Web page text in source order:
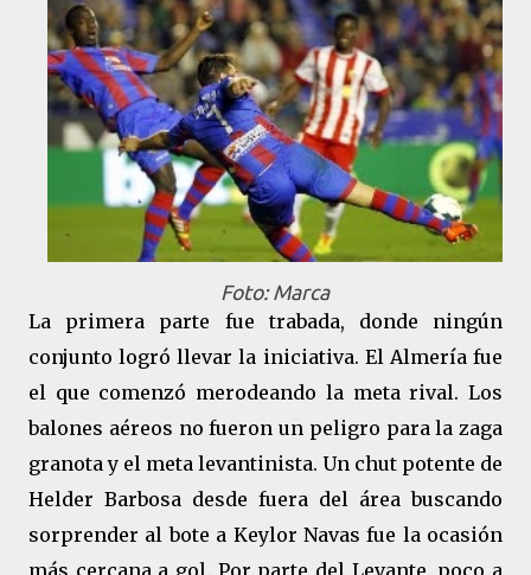
Foto: Marca
La primera parte fue trabada, donde ningún
conjunto logró llevar la iniciativa. El Almería fue
el que comenzó merodeando la meta rival. Los
balones aéreos no fueron un peligro para la zaga
granota y el meta levantinista. Un chut potente de
Helder Barbosa desde fuera del área buscando
sorprender al bote a Keylor Navas fue la ocasión
más cercana a gol. Por parte del Levante, poco a